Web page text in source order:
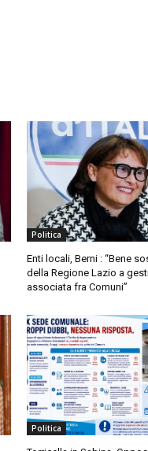
Politica
Enti locali, Berni : “Bene
della Regione Lazio a
associata fra Comuni”
Politica